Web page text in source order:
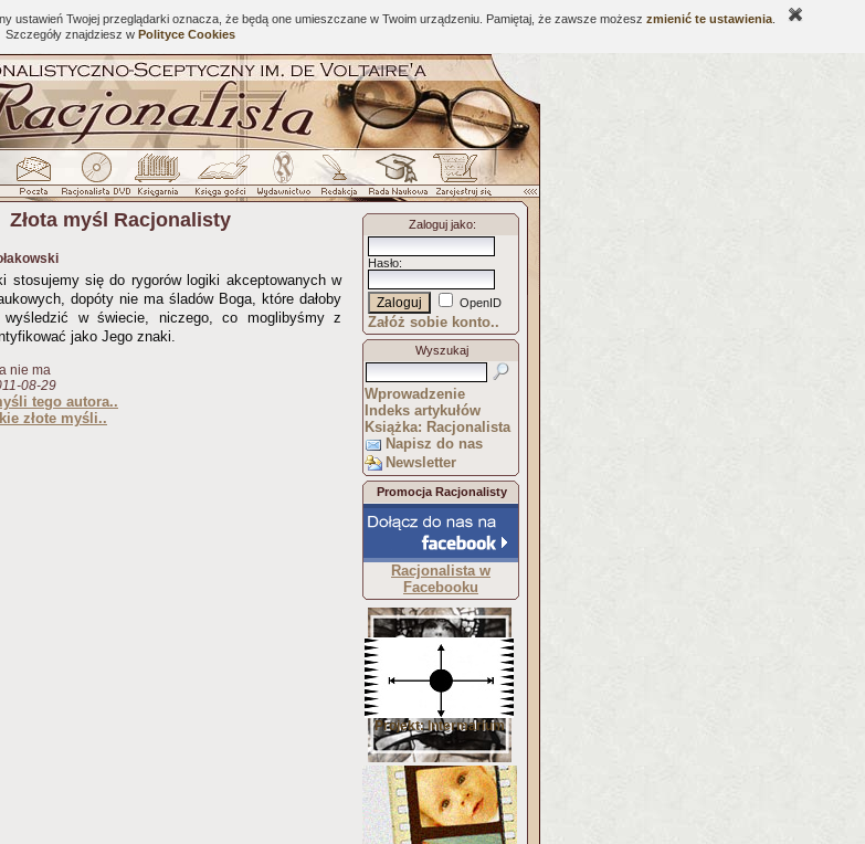
Twojej przeglądarki oznacza, że będą one umieszczane w Twoim urządzeniu. Pamiętaj, że zawsze możesz zmienić te ustawienia
Szczegóły znajdziesz w Polityce Cookies
Złota myśl Racjonalisty
stosujemy się do rygorów logiki akceptowanych w
dopóty nie ma śladów Boga, które dałoby
wyśledzić w świecie, niczego, co moglibyśmy z
jako Jego znaki.
nie ma
08-29
tego autora..
złote myśli..
Zaloguj jako:
Hasło:
OpenID
Załóż sobie konto..
Wyszukaj
Wprowadzenie
Indeks artykułów
Książka: Racjonalista
Napisz do nas
Newsletter
Promocja Racjonalisty
Racjonalista w
Facebooku